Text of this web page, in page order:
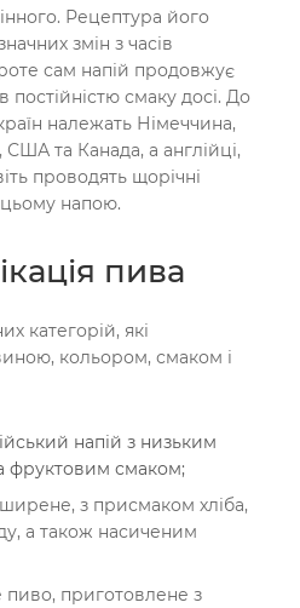
Рецептура його
змін з часів
сам напій продовжує
постійністю смаку досі. До
належать Німеччина,
США та Канада, а англійці,
проводять щорічні
цьому напою.
пива
категорій, які
кольором, смаком і
напій з низьким
фруктовим смаком;
з присмаком хліба,
а також насиченим
пиво, приготовлене з